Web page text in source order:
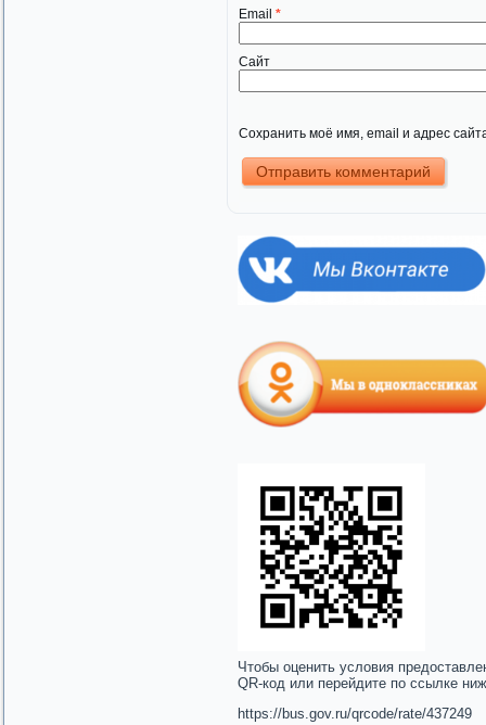
Email *
Сайт
Сохранить моё имя, email и адрес
Чтобы оценить условия
QR-код или перейдите по ссылке
https://bus.gov.ru/qrcode/rate/437249